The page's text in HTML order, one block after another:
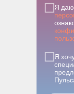
Я даю
Я